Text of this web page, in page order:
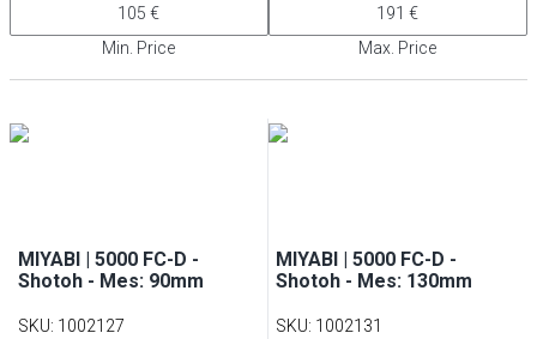
Min. Price Max. Price
MIYABI | 5000 FC-D -
Shotoh - Mes: 90mm
SKU: 1002127
MIYABI | 5000 FC-D -
Shotoh - Mes: 130mm
SKU: 1002131